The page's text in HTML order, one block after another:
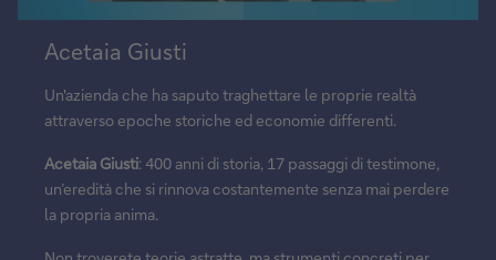
Riproduci
il
video
Acetaia Giusti
Un'azienda che ha saputo traghettare le proprie realtà
attraverso epoche storiche ed economie differenti.
Acetaia Giusti: 400 anni di storia, 17 passaggi di testimone,
un’eredità che si rinnova costantemente senza mai perdere
la propria anima.